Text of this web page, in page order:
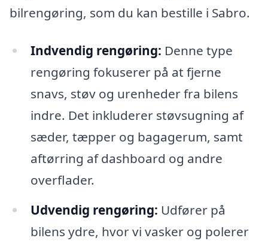
bilrengøring, som du kan bestille i Sabro.
Indvendig rengøring: Denne type
rengøring fokuserer på at fjerne
snavs, støv og urenheder fra bilens
indre. Det inkluderer støvsugning af
sæder, tæpper og bagagerum, samt
aftørring af dashboard og andre
overflader.
Udvendig rengøring: Udfører på
bilens ydre, hvor vi vasker og polerer